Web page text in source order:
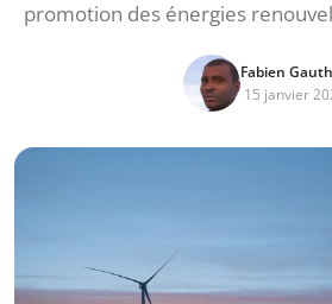
promotion des énergies
Fabien
15 janvier